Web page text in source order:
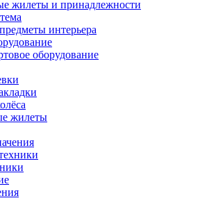
жилеты и принадлежности
интерьера
оборудование
жилеты